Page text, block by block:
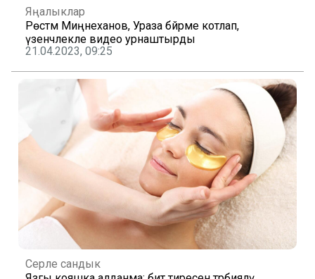
Яңалыклар
Рөстәм Миңнеханов, Ураза бәйрәме котлап,
үзенчәлекле видео урнаштырды
21.04.2023, 09:25
Серле сандык